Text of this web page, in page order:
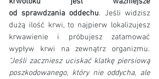
od sprawdzania oddechu. Jeśli widzisz
dużą ilość krwi, to najpierw lokalizujesz
krwawienie i próbujesz zatamować
"Jeśli zaczniesz uciskać klatkę piersiową
poszkodowanego, który nie oddycha, ale